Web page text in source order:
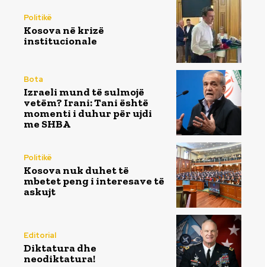
Politikë
Kosova në krizë
institucionale
Bota
Izraeli mund të sulmojë
vetëm? Irani: Tani është
momenti i duhur për ujdi
me SHBA
Politikë
Kosova nuk duhet të
mbetet peng i interesave të
askujt
Editorial
Diktatura dhe
neodiktatura!